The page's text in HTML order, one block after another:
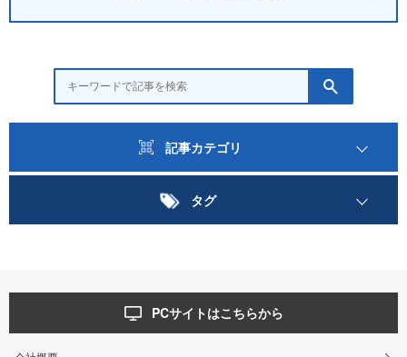
記事カテゴリ
タグ
PCサイトはこちらから